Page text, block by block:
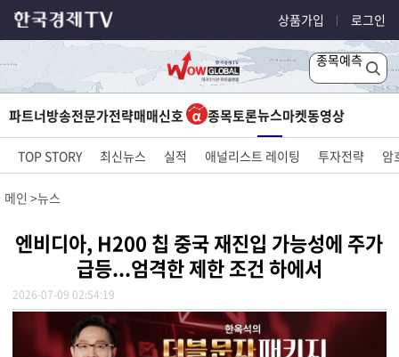
상품가입 로그인
종목예측
파트너방송전문가전략매매신호 종목토론뉴스마켓동영상
TOP STORY 최신뉴스 실적 애널리스트 레이팅 투자전략 암
메인 뉴스
엔비디아, H200 칩 중국 재진입 가능성에 주가
급등...엄격한 제한 조건 하에서
2026-07-09 02:54:19